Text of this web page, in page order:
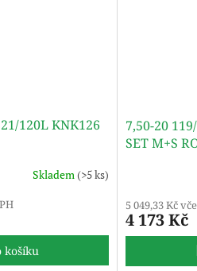
120L KNK126
Skladem(>5 ks)
košíku
7,50-20
SET M+S
5 049,33 Kč
4 173 Kč